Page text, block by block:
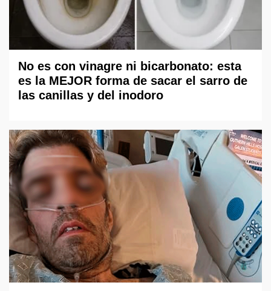
No es con vinagre ni bicarbonato: esta
es la MEJOR forma de sacar el sarro de
las canillas y del inodoro